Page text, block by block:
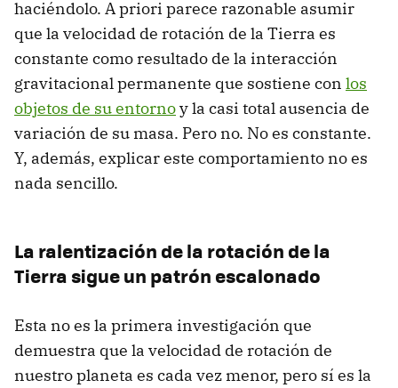
haciéndolo. A priori parece razonable asumir
que la velocidad de rotación de la Tierra es
constante como resultado de la interacción
gravitacional permanente que sostiene con los
objetos de su entornoy la casi total ausencia de
variación de su masa. Pero no. No es constante.
Y, además, explicar este comportamiento no es
nada sencillo.
La ralentización de la rotación de la
Tierra sigue un patrón escalonado
Esta no es la primera investigación que
demuestra que la velocidad de rotación de
nuestro planeta es cada vez menor, pero sí es la